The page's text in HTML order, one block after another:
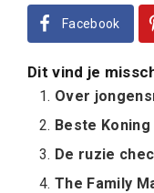
Facebook
Dit vind je
Over
Beste Koning
De ruzie
The Family